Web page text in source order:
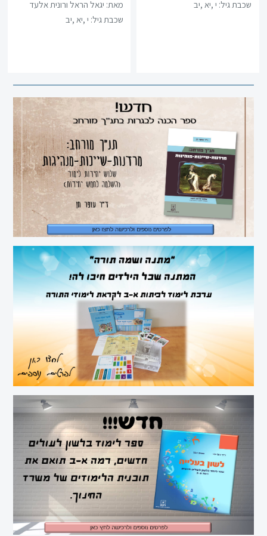
כניסה
הרשמה
הקטגוריות
שלנו
מיקודים
לשון
מדעים
ערבית
שכבת גיל: י ,יא ,יב
מאת: יגאל הראל ורונית אלעד
שכבת גיל: י ,יא ,יב